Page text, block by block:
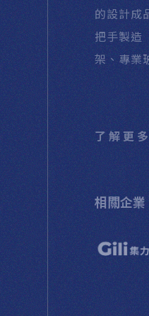
的設計成
把手製造
架、專業
了解更多
相關企業